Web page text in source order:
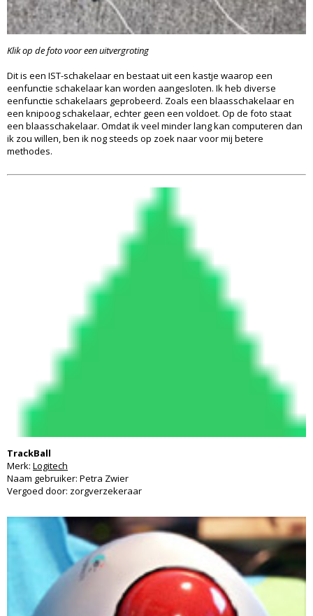
Klik op de foto voor een uitvergroting
Dit is een IST-schakelaar en bestaat uit een kastje waarop een
eenfunctie schakelaar kan worden aangesloten. Ik heb diverse
eenfunctie schakelaars geprobeerd. Zoals een blaasschakelaar en
een knipoog schakelaar, echter geen een voldoet. Op de foto staat
een blaasschakelaar. Omdat ik veel minder lang kan computeren dan
ik zou willen, ben ik nog steeds op zoek naar voor mij betere
methodes.
TrackBall
Merk: Logitech
Naam gebruiker: Petra Zwier
Vergoed door: zorgverzekeraar